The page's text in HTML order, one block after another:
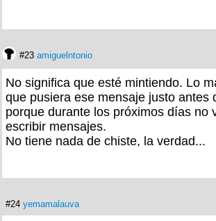
#23 amiguelntonio
No significa que esté mintiendo. Lo
que pusiera ese mensaje justo antes
porque durante los próximos días no
escribir mensajes.
No tiene nada de chiste, la verdad...
#24 yemamalauva